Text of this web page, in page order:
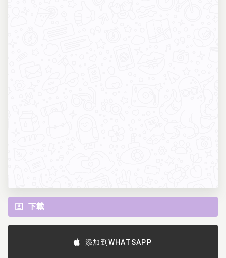
下載
添加到WHATSAPP